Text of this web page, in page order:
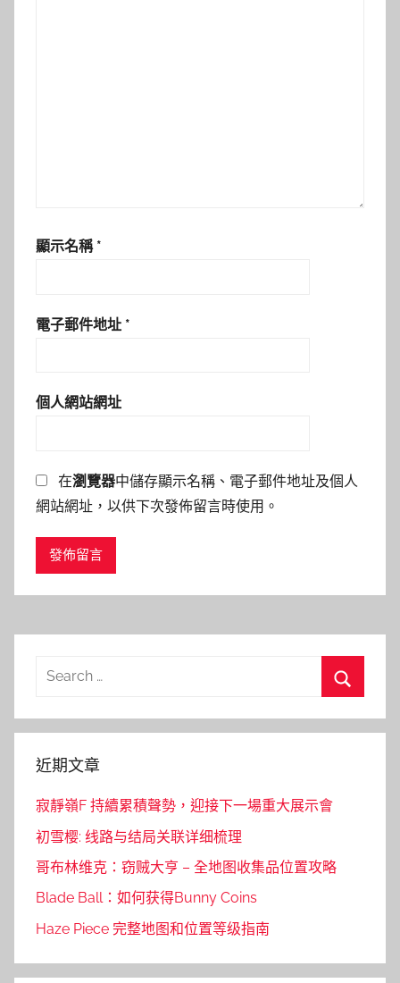
顯示名稱 *
電子郵件地址 *
個人網站網址
在瀏覽器中儲存顯示名稱、電子郵件地址及個人
網站網址，以供下次發佈留言時使用。
Search
近期文章
寂靜嶺F 持續累積聲勢，迎接下一場重大展示會
初雪樱: 线路与结局关联详细梳理
哥布林维克：窃贼大亨 – 全地图收集品位置攻略
Blade Ball：如何获得Bunny Coins
Haze Piece 完整地图和位置等级指南